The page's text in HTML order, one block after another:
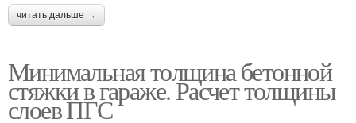
читать дальше →
Минимальная толщина бетонной
стяжки в гараже. Расчет толщины
слоев ПГС